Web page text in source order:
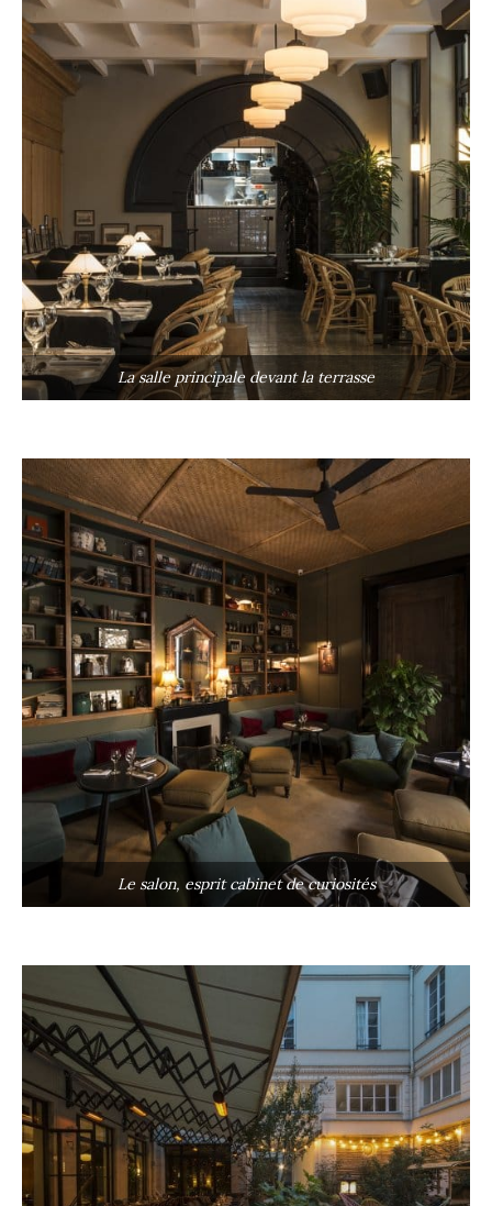
La salle principale devant la terrasse
Le salon, esprit cabinet de curiosités